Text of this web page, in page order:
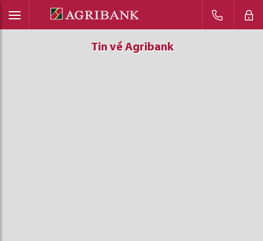
Tin về Agribank
Tin về Agribank
Tin về Agribank